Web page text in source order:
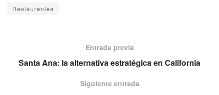
Restaurantes
Entrada previa
Santa Ana: la alternativa estratégica en California
Siguiente entrada